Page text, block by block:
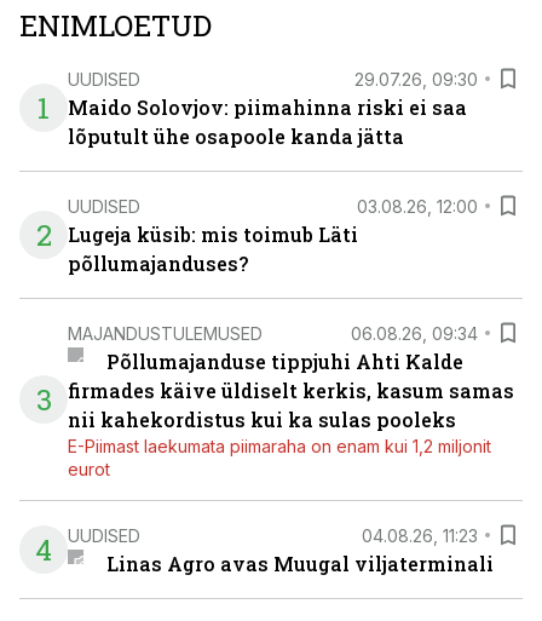
ENIMLOETUD
1
UUDISED 29.07.26, 09:30
Maido Solovjov: piimahinna riski ei saa
lõputult ühe osapoole kanda jätta
2
UUDISED 03.08.26, 12:00
Lugeja küsib: mis toimub Läti
põllumajanduses?
3
MAJANDUSTULEMUSED 06.08.26, 09:34
Põllumajanduse tippjuhi Ahti Kalde
firmades käive üldiselt kerkis, kasum samas
nii kahekordistus kui ka sulas pooleks
E-Piimast laekumata piimaraha on enam kui 1,2 miljonit
eurot
4 UUDISED 04.08.26, 11:23
Linas Agro avas Muugal viljaterminali